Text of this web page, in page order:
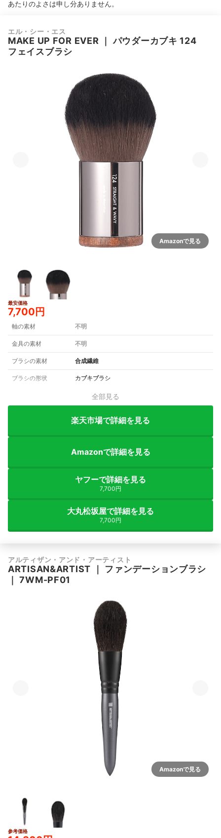
あたりのよさは申し分ありません。
エル・シー・エス
MAKE UP FOR EVER ｜パウダーカブキ 124
フェイスブラシ
Amazonで見る
最安価格
7,700円
軸の素材 不明
金具の素材 不明
ブラシの素材 合成繊維
ブラシの形状 カブキブラシ
全部見る
楽天市場で詳細を見る
Amazonで詳細を見る
ヤフーで詳細を見る
7,700円
大丸松坂屋で詳細を見る
7,700円
アルティザン・アンド・アーティスト
ARTISAN&ARTIST
ファンデーションブラシ
｜7WM-PF01
Amazonで見る
参考価格